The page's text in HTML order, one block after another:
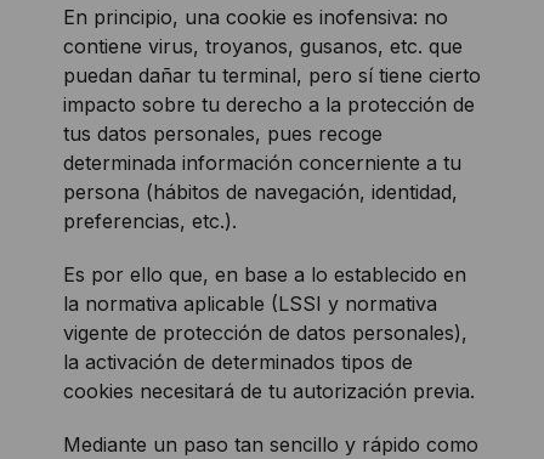
En principio, una cookie es inofensiva: no
contiene virus, troyanos, gusanos, etc. que
puedan dañar tu terminal, pero sí tiene cierto
impacto sobre tu derecho a la protección de
tus datos personales, pues recoge
determinada información concerniente a tu
persona (hábitos de navegación, identidad,
preferencias, etc.).
Es por ello que, en base a lo establecido en
la normativa aplicable (LSSI y normativa
vigente de protección de datos personales),
la activación de determinados tipos de
cookies necesitará de tu autorización previa.
Mediante un paso tan sencillo y rápido como